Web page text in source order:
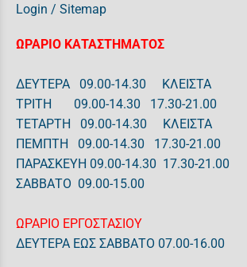
Login / Sitemap
ΩΡΑΡΙΟ ΚΑΤΑΣΤΗΜΑΤΟΣ
ΔΕΥΤΕΡΑ 09.00-14.30 ΚΛΕΙΣΤΑ
ΤΡΙΤΗ 09.00-14.30 17.30-21.00
ΤΕΤΑΡΤΗ 09.00-14.30 ΚΛΕΙΣΤΑ
ΠΕΜΠΤΗ 09.00-14.30 17.30-21.00
ΠΑΡΑΣΚΕΥΗ 09.00-14.30 17.30-21.00
ΣΑΒΒΑΤΟ 09.00-15.00
ΩΡΑΡΙΟ ΕΡΓΟΣΤΑΣΙΟΥ
ΔΕΥΤΕΡΑ ΕΩΣ ΣΑΒΒΑΤΟ 07.00-16.00